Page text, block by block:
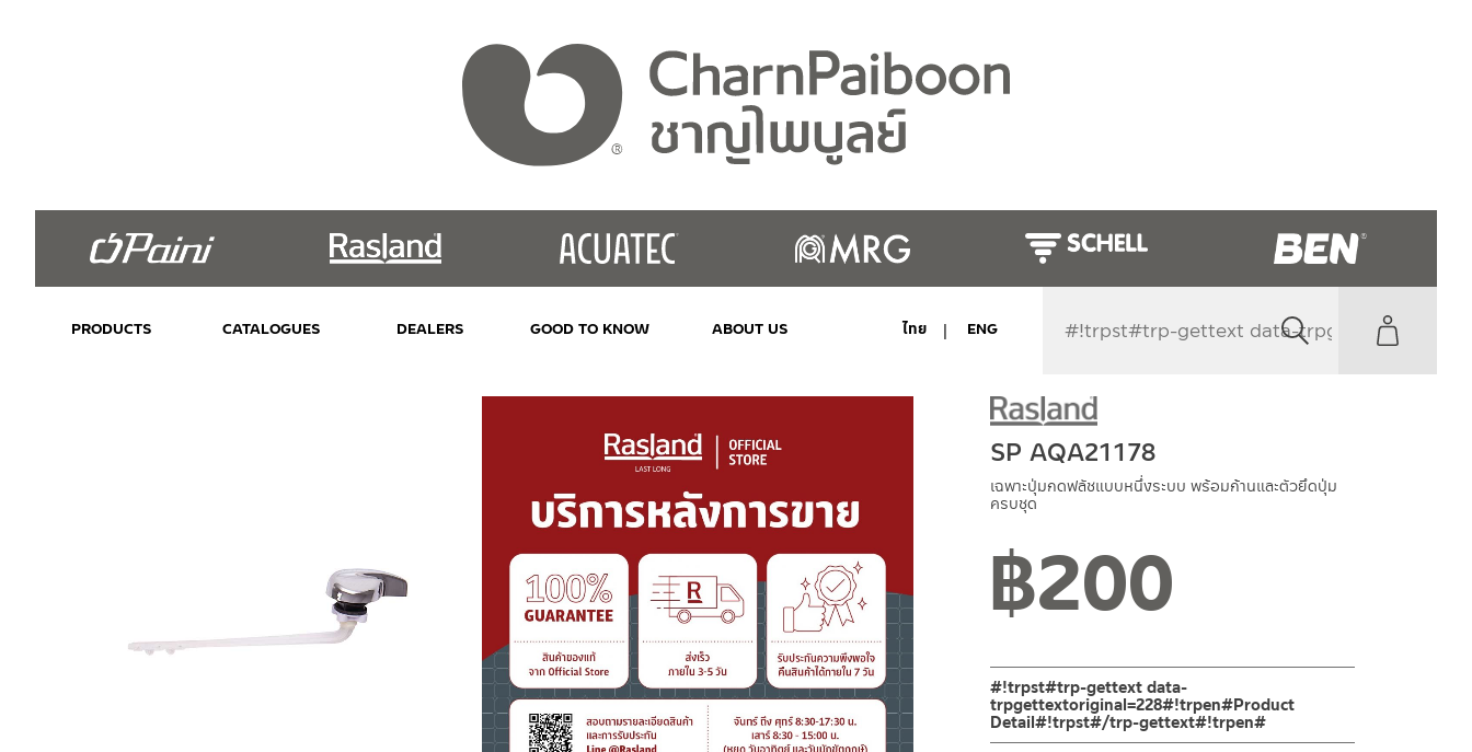
PRODUCTS CATALOGUES DEALERS GOOD TO KNOW ABOUT US ไทย ENG
SP AQA21178
เฉพาะปุ่มกดฟลัชแบบหนึ่งระบบ พร้อมก้านและตัวยึดปุ่ม
ครบชุด
฿200
#!trpst#trp-gettext data-
trpgettextoriginal=228#!trpen#Product
Detail#!trpst#/trp-gettext#!trpen#